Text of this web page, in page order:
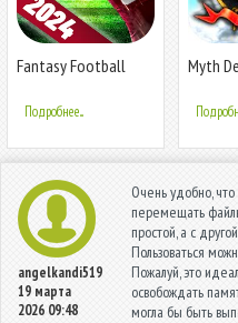
Fantasy Football
Подробнее...
Myth
angelkandi519
19 марта
2026 09:48
Очень удобно, что
перемещать
простой, а с
Пользоваться
Пожалуй, это
освобождать
могла бы быть